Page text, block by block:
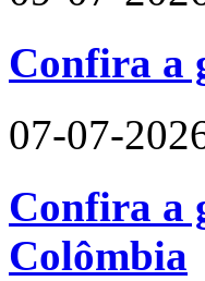
Confira a
07-07-
Confira a
Colômbia